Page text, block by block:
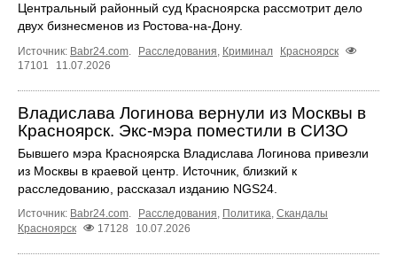
Центральный районный суд Красноярска рассмотрит дело
двух бизнесменов из Ростова-на-Дону.
Источник: Babr24.com. Расследования, Криминал
Красноярск
17101
11.07.2026
Владислава Логинова вернули из Москвы в
Красноярск. Экс-мэра поместили в СИЗО
Бывшего мэра Красноярска Владислава Логинова привезли
из Москвы в краевой центр. Источник, близкий к
расследованию, рассказал изданию NGS24.
Источник: Babr24.com. Расследования, Политика, Скандалы
Красноярск
17128 10.07.2026